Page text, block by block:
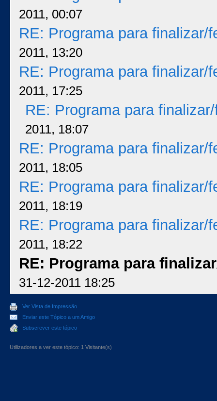
2011, 00:07
RE: Programa para finalizar/
2011, 13:20
RE: Programa para finalizar/
2011, 17:25
RE: Programa para
2011, 18:07
RE: Programa para finalizar/
2011, 18:05
RE: Programa para finalizar/
2011, 18:19
RE: Programa para finalizar/
2011, 18:22
RE: Programa para
31-12-2011 18:25
Ver Vista de Impressão
Enviar este Tópico a um Amigo
Subscrever este tópico
Utilizadores a ver este tópico: 1 Visitante(s)